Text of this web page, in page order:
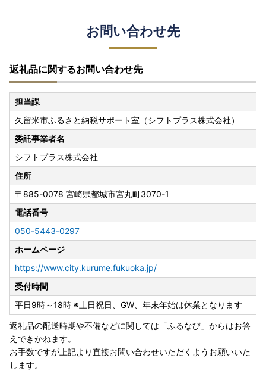
お問い合わせ先
返礼品に関するお問い合わせ先
担当課
久留米市ふるさと納税サポート室（シフトプラス株式会社）
委託事業者名
シフトプラス株式会社
住所
〒885-0078 宮崎県都城市宮丸町3070-1
電話番号
050-5443-0297
ホームページ
https://www.city.kurume.fukuoka.jp/
受付時間
平日9時～18時 ※土日祝日、GW、年末年始は休業となります
返礼品の配送時期や不備などに関しては「ふるなび」からはお答
えできかねます。
お手数ですが上記より直接お問い合わせいただくようお願いいた
します。